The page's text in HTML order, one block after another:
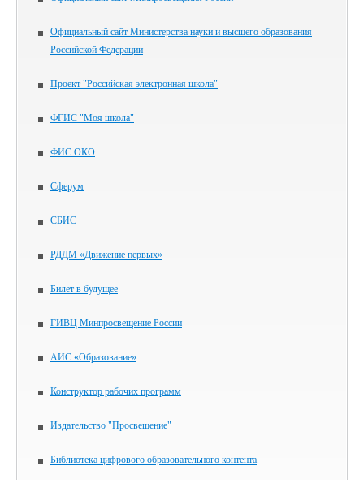
Официальный сайт Министерства науки и высшего образования
Российской Федерации
Проект "Российская электронная школа"
ФГИС "Моя школа"
ФИС ОКО
Сферум
СБИС
РДДМ «Движение первых»
Билет в будущее
ГИВЦ Минпросвещение России
АИС «Образование»
Конструктор рабочих программ
Издательство "Просвещение"
Библиотека цифрового образовательного контента